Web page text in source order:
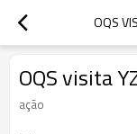
OQS
OQS visita
ação